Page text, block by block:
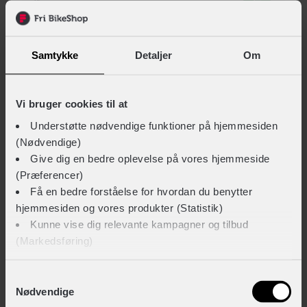
Samtykke Detaljer Om
Vi bruger cookies til at
Understøtte nødvendige funktioner på hjemmesiden
(Nødvendige)
Give dig en bedre oplevelse på vores hjemmeside
(Præferencer)
Få en bedre forståelse for hvordan du benytter
hjemmesiden og vores produkter (Statistik)
Kunne vise dig relevante kampagner og tilbud
(Markedsføring)
cookies til alle disse formål. Du kan også bruge
Nødvendige
INNERGY Allround cykelrens
+ 99,-
INNERGY Kædeolie tør
+ 79,-
TEKNISKE SPECIFIKATIONER